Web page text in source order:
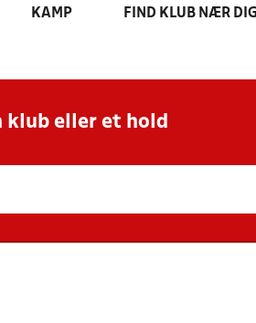
KAMP FIND KLUB NÆR DIG
klub eller et hold